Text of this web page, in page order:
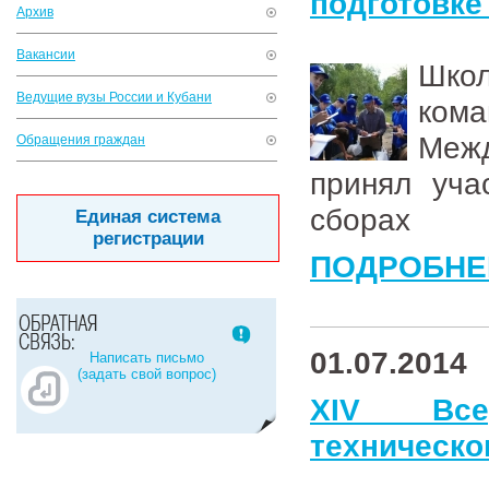
Архив
Вакансии
Ведущие вузы России и Кубани
Обращения граждан
Единая система
регистрации
Написать письмо
(задать свой вопрос)
принял
сборах
01.07.2014
XIV